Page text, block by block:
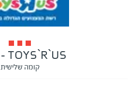
TOYS`R`US - בקרוב
קומה שלישית